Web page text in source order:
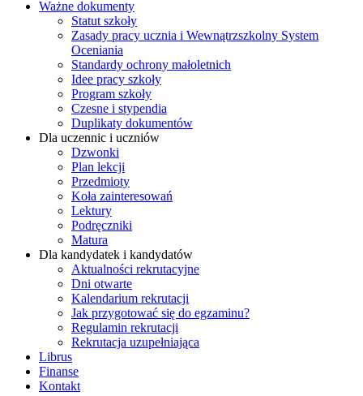
Ważne dokumenty
Statut szkoły
Zasady pracy ucznia i Wewnątrzszkolny System
Oceniania
Standardy ochrony małoletnich
Idee pracy szkoły
Program szkoły
Czesne i stypendia
Duplikaty dokumentów
Dla uczennic i uczniów
Dzwonki
Plan lekcji
Przedmioty
Koła zainteresowań
Lektury
Podręczniki
Matura
Dla kandydatek i kandydatów
Aktualności rekrutacyjne
Dni otwarte
Kalendarium rekrutacji
Jak przygotować się do egzaminu?
Regulamin rekrutacji
Rekrutacja uzupełniająca
Librus
Finanse
Kontakt